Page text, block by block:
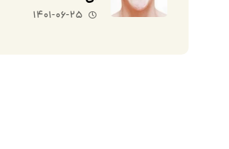
۱۴۰۱-۰۶-۲۵